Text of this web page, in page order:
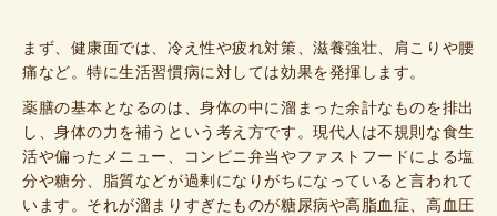
まず、健康面では、冷え性や疲れ対策、滋養強壮、肩こりや腰
痛など。特に生活習慣病に対しては効果を発揮します。
薬膳の基本となるのは、身体の中に溜まった余計なものを排出
し、身体の力を補うという考え方です。現代人は不規則な食生
活や偏ったメニュー、コンビニ弁当やファストフードによる塩
分や糖分、脂質などが過剰になりがちになっていると言われて
います。それが溜まりすぎたものが糖尿病や高脂血症、高血圧